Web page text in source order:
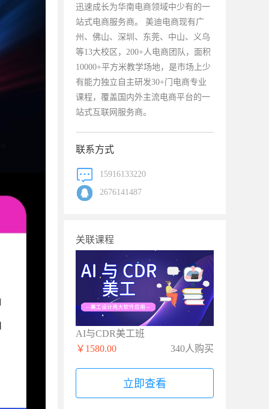
迅速成长为华南电商领域中少有的一
站式电商服务商。 美迪电商现有广
州、佛山、深圳、东莞、中山、义乌
等13大校区，200+人电商团队，面积
10000+平方米教学场地，是市场上少
有能力独立自主研发30+门电商专业
课程，覆盖国内外主流电商平台的一
站式互联网服务商。
联系方式
15916133220
2676141487
关联课程
AI与CDR美工班
￥1580.00
340人购买
立即查看